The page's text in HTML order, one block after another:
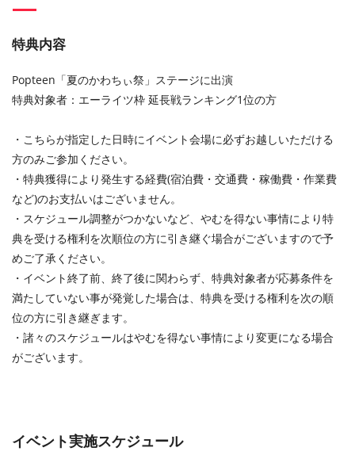
特典内容
Popteen「夏のかわちぃ祭」ステージに出演
特典対象者：エーライツ枠 延長戦ランキング1位の方
・こちらが指定した日時にイベント会場に必ずお越しいただける
方のみご参加ください。
・特典獲得により発生する経費(宿泊費・交通費・稼働費・作業費
など)のお支払いはございません。
・スケジュール調整がつかないなど、やむを得ない事情により特
典を受ける権利を次順位の方に引き継ぐ場合がございますので予
めご了承ください。
・イベント終了前、終了後に関わらず、特典対象者が応募条件を
満たしていない事が発覚した場合は、特典を受ける権利を次の順
位の方に引き継ぎます。
・諸々のスケジュールはやむを得ない事情により変更になる場合
がございます。
イベント実施スケジュール